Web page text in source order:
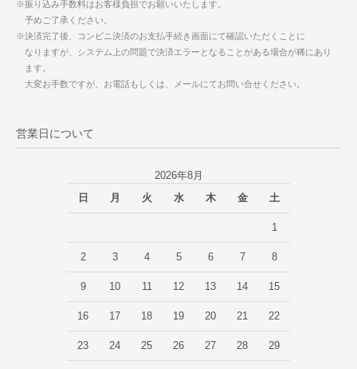
※振り込み手数料はお客様負担でお願いいたします。
予めご了承ください。
※決済完了後、コンビニ決済のお支払手続き画面にて確認いただくことに
なりますが、システム上の問題で決済エラーとなることがある場合が稀にあり
ます。
大変お手数ですが、お電話もしくは、メールにてお問い合せください。
営業日について
2026年8月
日
月 火 水 木 金 土
1
2 3 4 5 6 7 8
9 10 11 12 13 14 15
16 17 18 19 20 21 22
23 24 25 26 27 28 29